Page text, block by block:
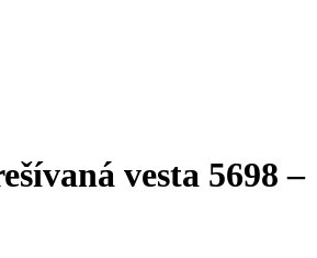
vesta 5698 –